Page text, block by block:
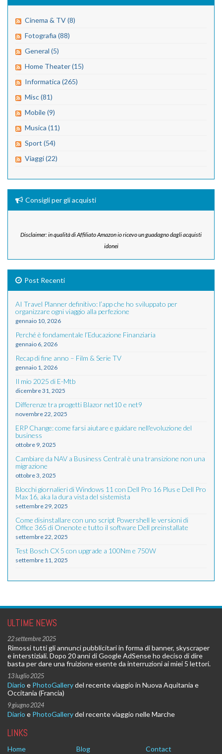
Cinema & TV (8)
Fotografia (88)
General (5)
Home Theater (15)
Informatica (265)
Misc (81)
Mobile (9)
Musica (11)
Sport (54)
Viaggi (22)
Consigli per gli acquisti
Disclaimer: in qualità di Affiliato Amazon io ricevo un guadagno dagli acquisti
idonei
Post Recenti
AI Travel Planner definitivo: l’app che ho sviluppato per
organizzare ogni viaggio alla perfezione
gennaio 10, 2026
Perché è fondamentale l’Educazione Finanziaria
gennaio 6, 2026
Recap di fine anno – Film & Serie TV
gennaio 1, 2026
Il mio 2025 di E-Mtb
dicembre 31, 2025
Differenze tra progetti Blazor net10 e net9
novembre 22, 2025
ERP Change: come farsi aiutare e guidare nell'evoluzione del
business
ottobre 9, 2025
Cambiare da NAV a Business Central è una transizione non una
migrazione
ottobre 3, 2025
Blocchi giornalieri di Windows 11 con Dell Pro 16 Plus e Dell Pro
Max 16, aka la dura vista del sistemista
settembre 29, 2025
Come disinstallare con uno script Powershell le versioni di
Office 365 di Onenote e tutto il software Dell preinstallate
settembre 22, 2025
Test Bosch CX 5 con upgrade a 100Nm e 750W
settembre 11, 2025
ULTIME NEWS
22 settembre 2025
Rimossi tutti gli annunci pubblicitari in forma di banner, skyscraper
e interstiziali. Dopo 20 anni di Google AdSense ho deciso di dire
basta per dare una fruizione esente da interruzioni ai miei 5 lettori.
13 luglio 2025
Diario e PhotoGallerydel recente viaggio in Nuova Aquitania e
Occitania (Francia)
9 giugno 2024
Diario e PhotoGallerydel recente viaggio nelle Marche
LINKS
Home Blog
Contact